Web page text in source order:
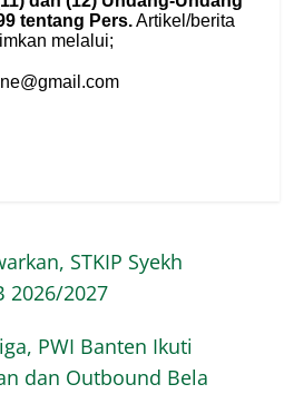
STKIP Syekh
2026/2027
PWI Banten Ikuti
dan Outbound Bela